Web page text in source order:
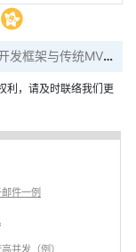
发框架与传统MVC区别
利，请及时联络我们更
件一例
并发（例）